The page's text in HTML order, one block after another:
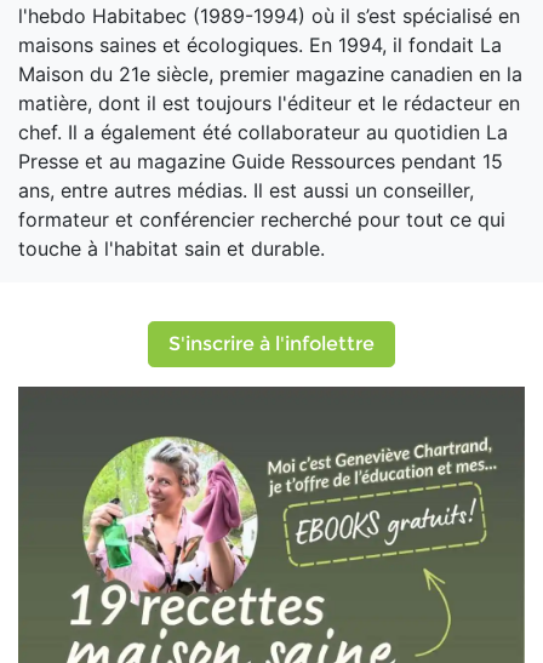
l'hebdo Habitabec (1989-1994) où il s’est spécialisé en
maisons saines et écologiques. En 1994, il fondait La
Maison du 21e siècle, premier magazine canadien en la
matière, dont il est toujours l'éditeur et le rédacteur en
chef. Il a également été collaborateur au quotidien La
Presse et au magazine Guide Ressources pendant 15
ans, entre autres médias. Il est aussi un conseiller,
formateur et conférencier recherché pour tout ce qui
touche à l'habitat sain et durable.
S'inscrire à l'infolettre